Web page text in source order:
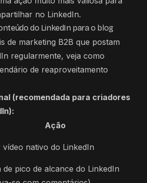
no LinkedIn.
do LinkedIn para o blog
de marketing B2B que postam
regularmente, veja como
de reaproveitamento
(recomendada para criadores
Ação
vídeo nativo do LinkedIn
de pico de alcance do LinkedIn